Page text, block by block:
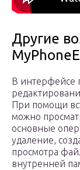
Другие
В интерфейсе
При помощи
можно
основные
удаление,
просмотра
внутренней